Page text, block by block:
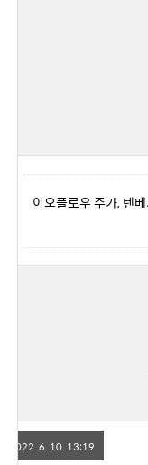
이오플로우 주가, 텐
2022. 6. 10. 13:19